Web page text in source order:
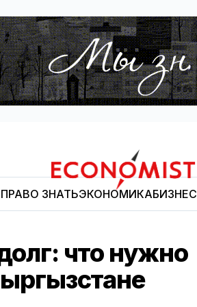
Economist.kg
ПРАВО ЗНАТЬЭКОНОМИКАБИЗНЕС
что нужно